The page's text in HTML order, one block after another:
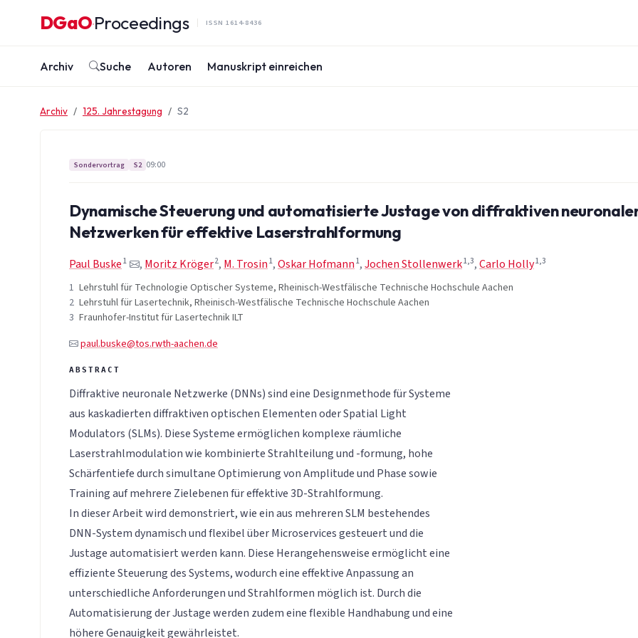
DGaO·Proceedings ISSN 1614-8436
Archiv Suche Autoren Manuskript einreichen
Archiv 125. Jahrestagung S2
Sondervortrag S2 09:00
Dynamische Steuerung und automatisierte Justage von diffraktiven
Netzwerken für effektive Laserstrahlformung
Paul Buske 1 , Moritz Kröger2, M. Trosin 1,Oskar Hofmann 1,Jochen Stollenwerk1,3,Carlo Holly1,3
1 Lehrstuhl für Technologie Optischer Systeme, Rheinisch-Westfälische Technische Hochschule Aachen
2 Lehrstuhl für Lasertechnik, Rheinisch-Westfälische Technische Hochschule Aachen
3 Fraunhofer-Institut für Lasertechnik ILT
paul.buske@tos.rwth-aachen.de
Diffraktive neuronale Netzwerke (DNNs) sind eine Designmethode für Systeme
aus kaskadierten diffraktiven optischen Elementen oder Spatial Light
Modulators (SLMs). Diese Systeme ermöglichen komplexe räumliche
Laserstrahlmodulation wie kombinierte Strahlteilung und -formung, hohe
Schärfentiefe durch simultane Optimierung von Amplitude und Phase sowie
Training auf mehrere Zielebenen für effektive 3D-Strahlformung.
In dieser Arbeit wird demonstriert, wie ein aus mehreren SLM bestehendes
DNN-System dynamisch und flexibel über Microservices gesteuert und die
Justage automatisiert werden kann. Diese Herangehensweise ermöglicht eine
effiziente Steuerung des Systems, wodurch eine effektive Anpassung an
unterschiedliche Anforderungen und Strahlformen möglich ist. Durch die
Automatisierung der Justage werden zudem eine flexible Handhabung und eine
höhere Genauigkeit gewährleistet.